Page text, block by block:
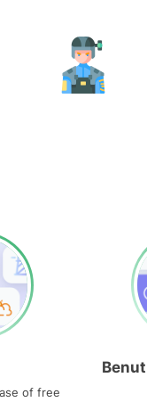
of free